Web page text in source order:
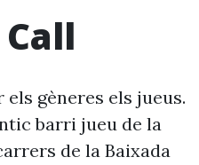
gèneres els jueus.
barri jueu de la
de la Baixada